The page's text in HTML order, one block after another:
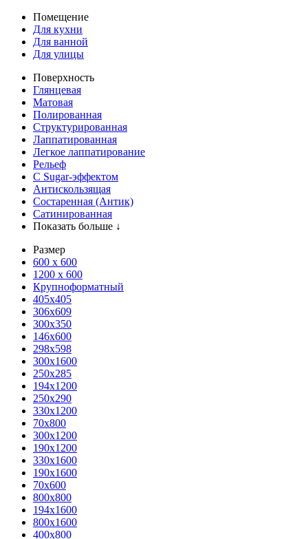
Помещение
Для кухни
Для ванной
Для улицы
Поверхность
Глянцевая
Матовая
Полированная
Структурированная
Лаппатированная
Легкое лаппатирование
Рельеф
С Sugar-эффектом
Антискользящая
Состаренная (Антик)
Сатинированная
Показать больше ↓
Размер
600 х 600
1200 х 600
Крупноформатный
405x405
306x609
300x350
146x600
298x598
300x1600
250x285
194x1200
250x290
330x1200
70x800
300x1200
190x1200
330x1600
190x1600
70x600
800x800
194x1600
800x1600
400х800